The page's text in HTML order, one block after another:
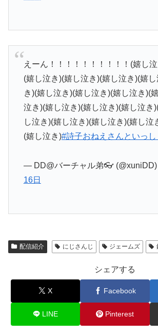
えーん！！！！！！！！！！(嬉し
(嬉し泣き)(嬉し泣き)(嬉し泣き)(嬉
き)(嬉し泣き)(嬉し泣き)(嬉し泣き)(
泣き)(嬉し泣き)(嬉し泣き)(嬉し泣き
し泣き)(嬉し泣き)(嬉し泣き)(嬉し泣
(嬉し泣き)#詩子おねえさんといっし
— DD@バーチャル弟👓 (@xuniDD)
16日
配信紹介 にじさんじ ジェームズ
シェアする
X Facebook
LINE Pinterest